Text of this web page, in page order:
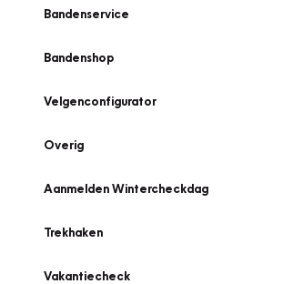
Bandenservice
Bandenshop
Velgenconfigurator
Overig
Aanmelden Wintercheckdag
Trekhaken
Vakantiecheck